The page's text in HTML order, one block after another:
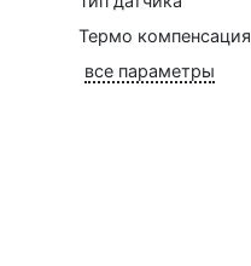
Термо компенсация
все параметры